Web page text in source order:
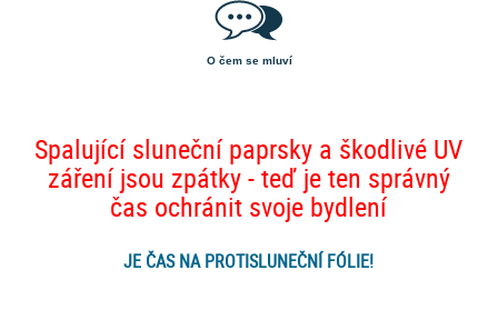
O čem se mluví
Spalující sluneční paprsky a škodlivé UV
záření jsou zpátky - teď je ten správný
čas ochránit svoje bydlení
JE ČAS NA PROTISLUNEČNÍ FÓLIE!